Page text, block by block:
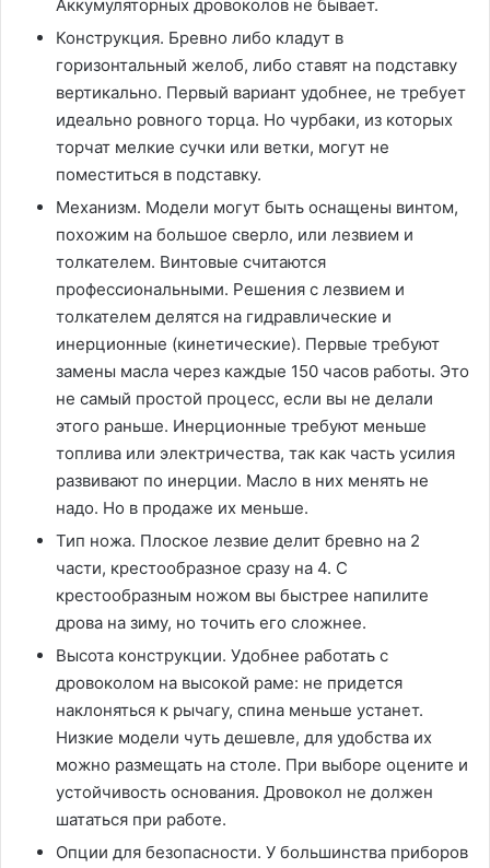
Аккумуляторных дровоколов не бывает.
Конструкция. Бревно либо кладут в
горизонтальный желоб, либо ставят на подставку
вертикально. Первый вариант удобнее, не требует
идеально ровного торца. Но чурбаки, из которых
торчат мелкие сучки или ветки, могут не
поместиться в подставку.
Механизм. Модели могут быть оснащены винтом,
похожим на большое сверло, или лезвием и
толкателем. Винтовые считаются
профессиональными. Решения с лезвием и
толкателем делятся на гидравлические и
инерционные (кинетические). Первые требуют
замены масла через каждые 150 часов работы. Это
не самый простой процесс, если вы не делали
этого раньше. Инерционные требуют меньше
топлива или электричества, так как часть усилия
развивают по инерции. Масло в них менять не
надо. Но в продаже их меньше.
Тип ножа. Плоское лезвие делит бревно на 2
части, крестообразное сразу на 4. С
крестообразным ножом вы быстрее напилите
дрова на зиму, но точить его сложнее.
Высота конструкции. Удобнее работать с
дровоколом на высокой раме: не придется
наклоняться к рычагу, спина меньше устанет.
Низкие модели чуть дешевле, для удобства их
можно размещать на столе. При выборе оцените и
устойчивость основания. Дровокол не должен
шататься при работе.
Опции для безопасности. У большинства приборов